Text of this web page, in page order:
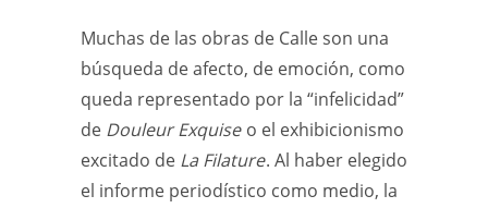
Muchas de las obras de Calle son una
búsqueda de afecto, de emoción, como
queda representado por la “infelicidad”
de Douleur Exquise o el exhibicionismo
excitado de La Filature. Al haber elegido
el informe periodístico como medio, la